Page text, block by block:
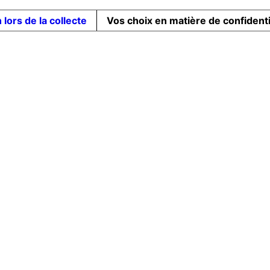
lors de la collecte Vos choix en matière de